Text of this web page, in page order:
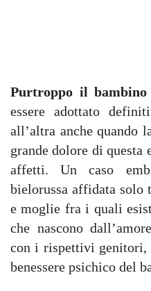
Purtroppo il bambino
essere adottato
all’altra anche quando
grande dolore di questa
affetti. Un caso
bielorussa affidata solo
e moglie fra i quali
che nascono
con i rispettivi
benessere psichico del